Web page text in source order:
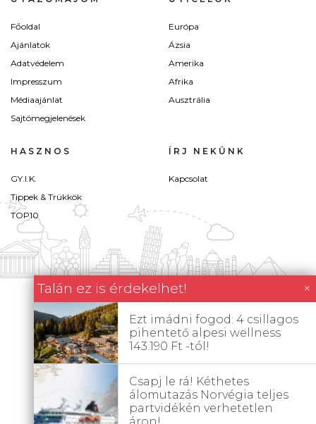
Talán ez is érdekelhet! ×
Ezt imádni fogod: 4 csillagos
pihentető alpesi wellness
143.190 Ft -tól!
Csapj le rá! Kéthetes
álomutazás Norvégia teljes
partvidékén verhetetlen
Főoldal
Ajánlatok
Adatvédelem
Impresszum
Médiaajánlat
Sajtómegjelenések
Európa
Ázsia
Amerika
Afrika
Ausztrália
HASZNOS
GY.I.K.
Tippek & Trükkök
TOP10
ÍRJ NEKÜNK
Kapcsolat